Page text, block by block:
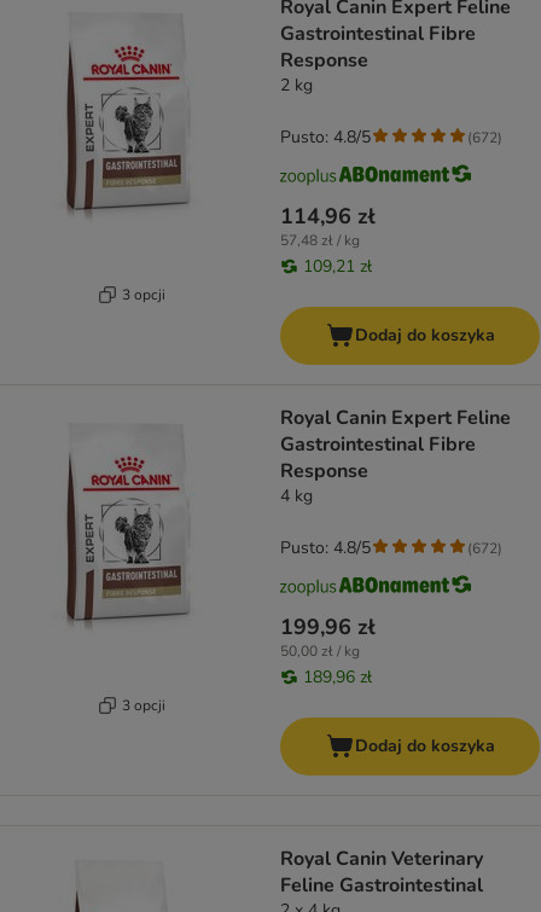
3 opcji
Royal Canin Expert Feline
Gastrointestinal Fibre
Response
2 kg
114,96 zł
57,48 zł / kg
109,21 zł
Pusto: 4.8/5 (672)
Dodaj do koszyka
3 opcji
Royal Canin Expert Feline
Gastrointestinal Fibre
Response
4 kg
199,96 zł
50,00 zł / kg
189,96 zł
Pusto: 4.8/5 (672)
Dodaj do koszyka
Royal Canin Veterinary
Feline Gastrointestinal